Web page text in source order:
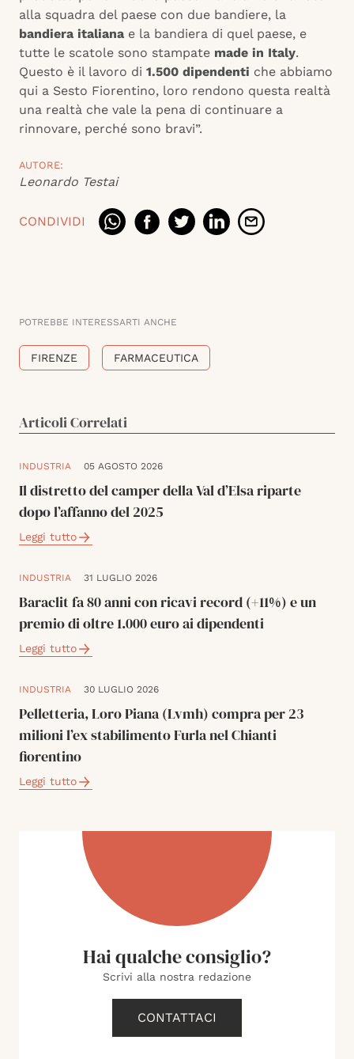
alla squadra del paese con due bandiere, la
bandiera italiana e la bandiera di quel paese, e
tutte le scatole sono stampate made in Italy.
Questo è il lavoro di 1.500 dipendenti che abbiamo
qui a Sesto Fiorentino, loro rendono questa realtà
una realtà che vale la pena di continuare a
rinnovare, perché sono bravi”.
AUTORE:
Leonardo Testai
CONDIVIDI
POTREBBE INTERESSARTI ANCHE
FIRENZE FARMACEUTICA
Articoli Correlati
INDUSTRIA 05 AGOSTO 2026
Il distretto del camper della Val d’Elsa riparte
dopo l’affanno del 2025
Leggi tutto
INDUSTRIA 31 LUGLIO 2026
Baraclit fa 80 anni con ricavi record (+11%) e un
premio di oltre 1.000 euro ai dipendenti
Leggi tutto
INDUSTRIA 30 LUGLIO 2026
Pelletteria, Loro Piana (Lvmh) compra per 23
milioni l’ex stabilimento Furla nel Chianti
fiorentino
Leggi tutto
Hai qualche consiglio?
Scrivi alla nostra redazione
CONTATTACI